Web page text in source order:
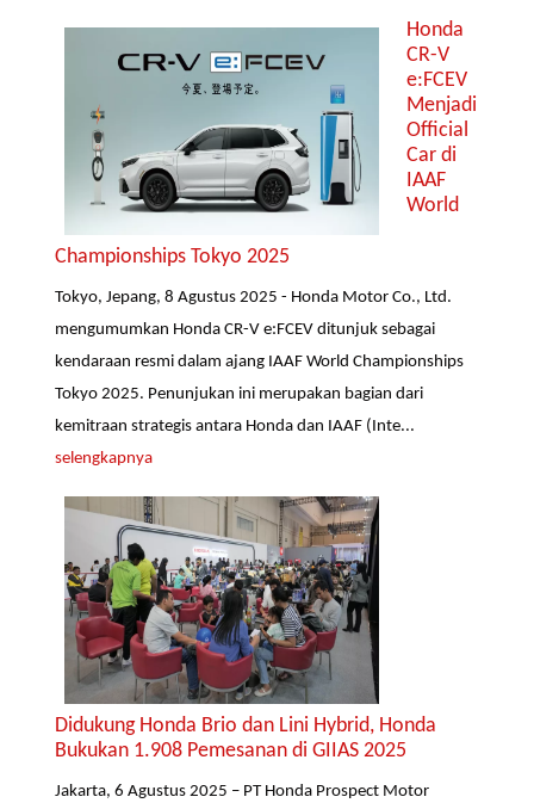
Honda
CR-V
e:FCEV
Menjadi
Official
Car di
IAAF
World
Championships Tokyo 2025
Tokyo, Jepang, 8 Agustus 2025 - Honda Motor Co., Ltd.
mengumumkan Honda CR-V e:FCEV ditunjuk sebagai
kendaraan resmi dalam ajang IAAF World Championships
Tokyo 2025. Penunjukan ini merupakan bagian dari
kemitraan strategis antara Honda dan IAAF (Inte...
selengkapnya
Didukung Honda Brio dan Lini Hybrid, Honda
Bukukan 1.908 Pemesanan di GIIAS 2025
Jakarta, 6 Agustus 2025 – PT Honda Prospect Motor